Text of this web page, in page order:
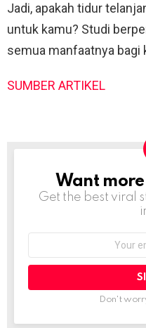
Jadi, apakah tidur
untuk kamu? Studi
semua manfaatnya bagi
SUMBER ARTIKEL
NEWSLETTER
Want
Get the best viral
Don't